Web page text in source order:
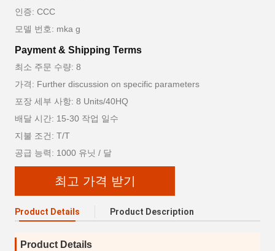
인증: CCC
모델 번호: mka g
Payment & Shipping Terms
최소 주문 수량: 8
가격: Further discussion on specific parameters
포장 세부 사항: 8 Units/40HQ
배달 시간: 15-30 작업 일수
지불 조건: T/T
공급 능력: 1000 유닛 / 달
최고 가격 받기
Product Details Product Description
Product Details